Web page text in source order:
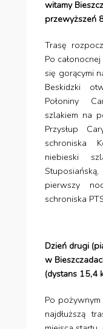
witamy
przewyższeń
Trasę
Po
się gorącymi
Beskidzki
Połoniny
szlakiem na
Przysłup
schroniska
niebieski
pierwszy
schroniska
Dzień drugi
w
(dystans 15,4
Po
najdłuższą